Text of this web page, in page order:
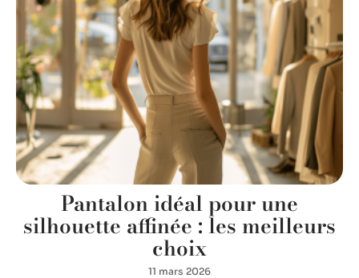
Pantalon idéal pour une
silhouette affinée : les meilleurs
choix
11 mars 2026